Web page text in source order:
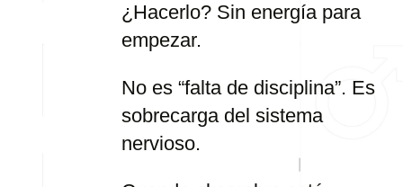
¿Hacerlo? Sin energía para
empezar.
No es “falta de disciplina”. Es
sobrecarga del sistema
nervioso.